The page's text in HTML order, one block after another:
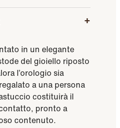
in un elegante
del gioiello riposto
l’orologio sia
a una persona
costituirà il
pronto a
contenuto.